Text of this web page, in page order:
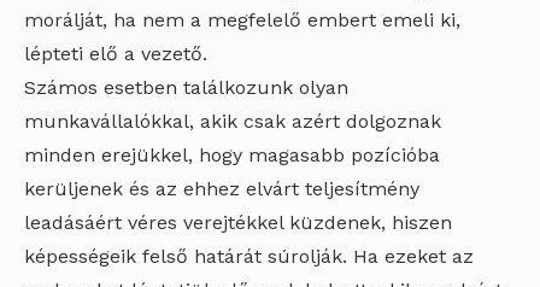
morálját, ha nem a megfelelő embert emeli ki,
lépteti elő a vezető.
Számos esetben találkozunk olyan
munkavállalókkal, akik csak azért dolgoznak
minden erejükkel, hogy magasabb pozícióba
kerüljenek és az ehhez elvárt teljesítmény
leadásáért véres verejtékkel küzdenek, hiszen
képességeik felső határát súrolják. Ha ezeket az